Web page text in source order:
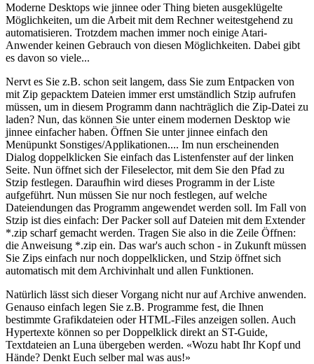
Moderne Desktops wie jinnee oder Thing bieten ausgeklügelte
Möglichkeiten, um die Arbeit mit dem Rechner weitestgehend zu
automatisieren. Trotzdem machen immer noch einige Atari-
Anwender keinen Gebrauch von diesen Möglichkeiten. Dabei gibt
es davon so viele...
Nervt es Sie z.B. schon seit langem, dass Sie zum Entpacken von
mit Zip gepacktem Dateien immer erst umständlich Stzip aufrufen
müssen, um in diesem Programm dann nachträglich die Zip-Datei zu
laden? Nun, das können Sie unter einem modernen Desktop wie
jinnee einfacher haben. Öffnen Sie unter jinnee einfach den
Menüpunkt Sonstiges/Applikationen.... Im nun erscheinenden
Dialog doppelklicken Sie einfach das Listenfenster auf der linken
Seite. Nun öffnet sich der Fileselector, mit dem Sie den Pfad zu
Stzip festlegen. Daraufhin wird dieses Programm in der Liste
aufgeführt. Nun müssen Sie nur noch festlegen, auf welche
Dateiendungen das Programm angewendet werden soll. Im Fall von
Stzip ist dies einfach: Der Packer soll auf Dateien mit dem Extender
*.zip scharf gemacht werden. Tragen Sie also in die Zeile Öffnen:
die Anweisung *.zip ein. Das war's auch schon - in Zukunft müssen
Sie Zips einfach nur noch doppelklicken, und Stzip öffnet sich
automatisch mit dem Archivinhalt und allen Funktionen.
Natürlich lässt sich dieser Vorgang nicht nur auf Archive anwenden.
Genauso einfach legen Sie z.B. Programme fest, die Ihnen
bestimmte Grafikdateien oder HTML-Files anzeigen sollen. Auch
Hypertexte können so per Doppelklick direkt an ST-Guide,
Textdateien an Luna übergeben werden. «Wozu habt Ihr Kopf und
Hände? Denkt Euch selber mal was aus!»